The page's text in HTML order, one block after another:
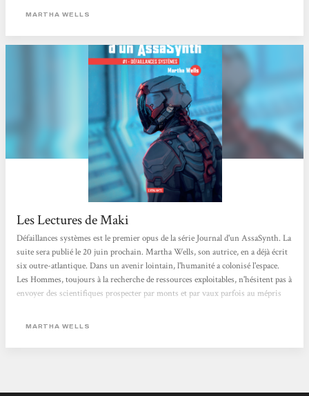
colonisée. Quel type de scientifiques, quelle planète ? Iel l’ignore. Iel aurait pu
MARTHA WELLS
Les Lectures de Maki
Défaillances systèmes est le premier opus de la série Journal d'un AssaSynth. La
suite sera publié le 20 juin prochain. Martha Wells, son autrice, en a déjà écrit
six outre-atlantique. Dans un avenir lointain, l'humanité a colonisé l'espace.
Les Hommes, toujours à la recherche de ressources exploitables, n'hésitent pas à
envoyer des scientifiques prospecter par monts et par vaux parfois au mépris
SecUnit (comprendre unités de sécurités : des androïdes partiellement
MARTHA WELLS